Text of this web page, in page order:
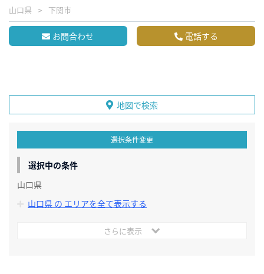
山口県 下関市
お問合わせ 電話する
地図で検索
選択条件変更
選択中の条件
山口県
山口県 の エリアを全て表示する
さらに表示